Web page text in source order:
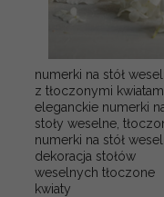
numerki na stół
z tłoczonymi
eleganckie numerki
stoły weselne,
numerki na stół
dekoracja stołów
weselnych tłoczone
kwiaty